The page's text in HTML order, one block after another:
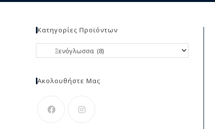
Κατηγορίες Προϊόντων
Ακολουθήστε Μας